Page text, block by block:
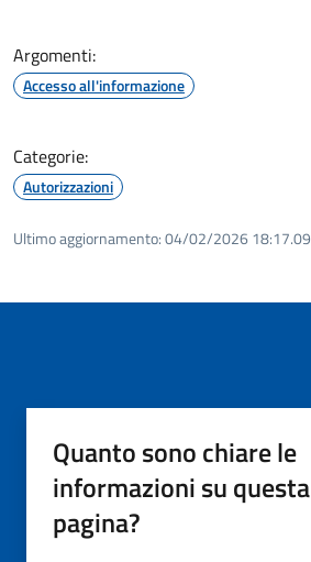
Argomenti:
Accesso all'informazione
Categorie:
Autorizzazioni
Ultimo aggiornamento:04/02/2026 18:17.09
Quanto sono chiare le
informazioni su questa
pagina?